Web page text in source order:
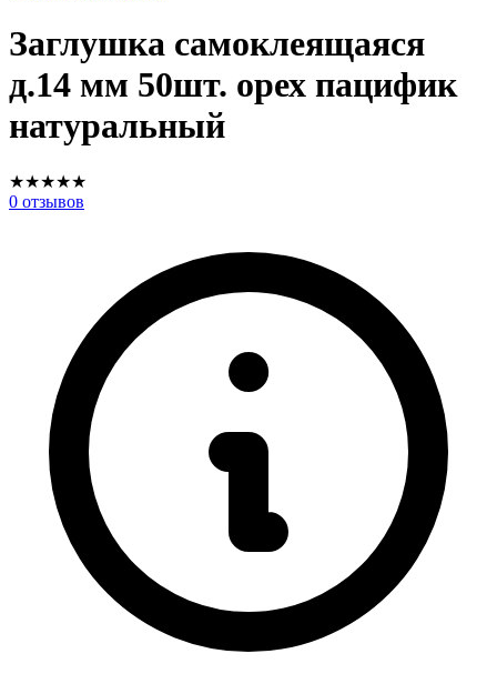
Заглушка самоклеящаяся
д.14 мм 50шт. орех пацифик
натуральный
★★★★★
0 отзывов